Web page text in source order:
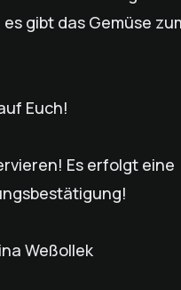
gibt das Gemüse
Euch!
Es erfolgt eine
Weßollek